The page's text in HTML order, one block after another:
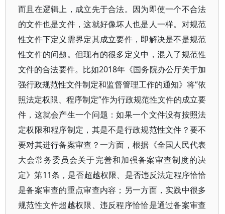
而且在逻辑上，成立先于合法。因为即使一个不合法
的文件也是文件，这就好像坏人也是人一样。对规范
性文件下定义需界定其成立要件，即解决是不是规范
性文件的问题。但现有的很多定义中，混入了规范性
文件的合法要件。比如2018年《国务院办公厅关于加
强行政规范性文件制定和监督管理工作的通知》将“依
照法定权限、程序制定”作为行政规范性文件的成立要
件，这就会产生一个问题：如果一个文件没有按照法
定权限和程序制定，其是不是行政规范性文件？要不
要对其进行备案审查？一方面，根据《全国人民代表
大会常务委员会关于完善和加强备案审查制度的决
定》第11条，是否超越权限、是否违反法定程序恰恰
是备案审查的重点审查内容；另一方面，实践中很多
规范性文件超越权限、违反程序恰恰是通过备案审查